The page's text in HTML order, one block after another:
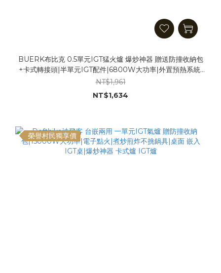
BUERK布比克 0.5單元IGT猛火爐 爆炒神器 贈送防撞收納包
+卡式轉接頭|半單元IGT配件|6800W大功率|外置預熱系統|
聚能防風圈|檯面崁入兩用|不挑鍋具 卡式爐 IGT爐 氣爐
NT$1,961
NT$1,634
榮譽村民獨享價